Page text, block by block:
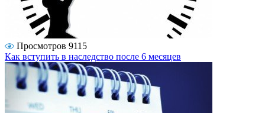
Просмотров 9115
Как вступить в наследство после 6 месяцев